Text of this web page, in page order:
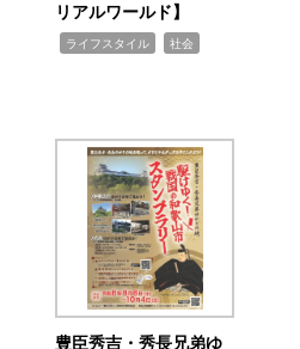
リアルワールド】
ライフスタイル 社会
豊臣秀吉・秀長兄弟ゆ